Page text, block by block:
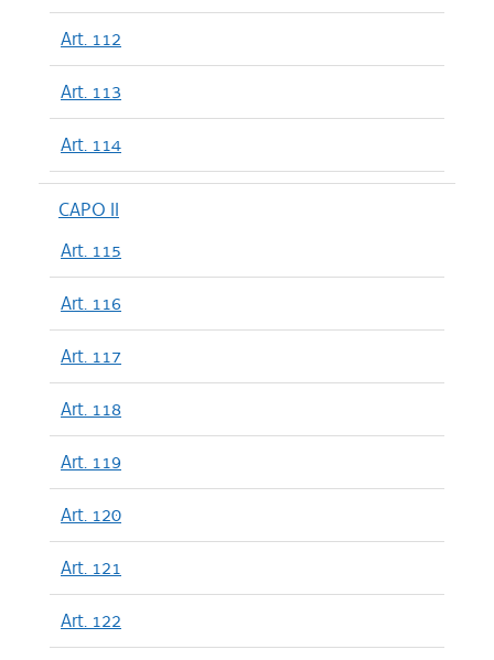
Art. 112
Art. 113
Art. 114
CAPO II
Art. 115
Art. 116
Art. 117
Art. 118
Art. 119
Art. 120
Art. 121
Art. 122